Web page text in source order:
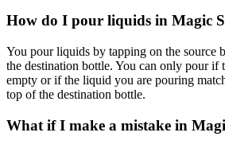
How do I pour liquids in Magic
You pour liquids by tapping on the source
the destination bottle. You can only pour if
empty or if the liquid you are pouring
top of the destination bottle.
What if I make a mistake in